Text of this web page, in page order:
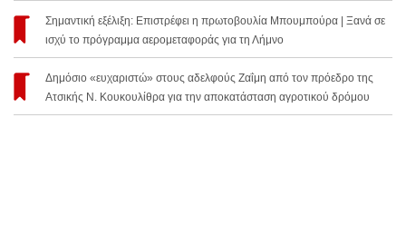
Σημαντική εξέλιξη: Επιστρέφει η πρωτοβουλία Μπουμπούρα | Ξανά σε
ισχύ το πρόγραμμα αερομεταφοράς για τη Λήμνο
Δημόσιο «ευχαριστώ» στους αδελφούς Ζαΐμη από τον πρόεδρο της
Ατσικής Ν. Κουκουλίθρα για την αποκατάσταση αγροτικού δρόμου